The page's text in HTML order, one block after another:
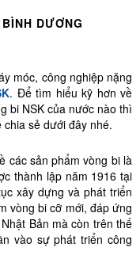
DƯƠNG
móc, công nghiệp nặng
. Để tìm hiểu kỹ hơn về
bi NSK của nước nào thì
sẻ dưới đây nhé.
các sản phẩm vòng bi là
thành lập năm 1916 tại
xây dựng và phát triển
vòng bi cỡ mới, đáp ứng
Bản mà còn trên thế
vào sự phát triển công